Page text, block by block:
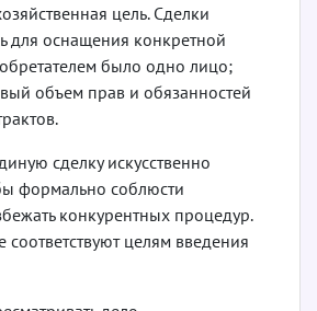
цель. Сделки
для оснащения конкретной
было одно лицо;
объем прав и обязанностей
сделку искусственно
формально соблюсти
конкурентных процедур.
соответствуют целям введения